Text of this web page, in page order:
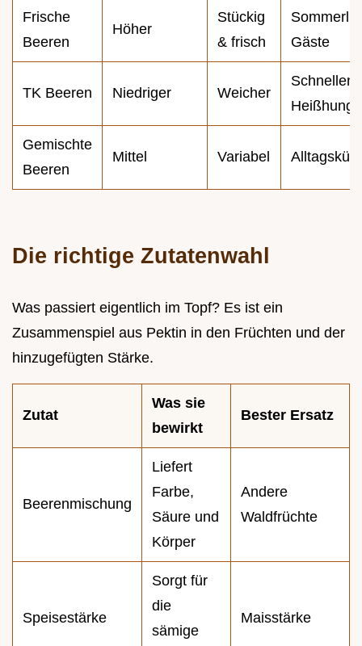
Frische
Beeren
Höher
Stückig
& frisch
Gäste
TK Beeren Niedriger Weicher
Schnellen
Gemischte
Beeren
Mittel Variabel
Die richtige Zutatenwahl
Was passiert eigentlich im Topf? Es ist ein
Zusammenspiel aus Pektin in den Früchten und der
hinzugefügten Stärke.
Zutat
Was sie
bewirkt
Bester Ersatz
Beerenmischung
Liefert
Farbe,
Säure und
Körper
Andere
Waldfrüchte
Speisestärke
Sorgt für
die
sämige
Maisstärke